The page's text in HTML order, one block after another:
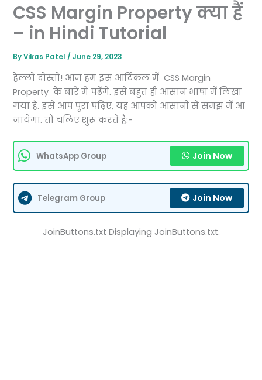
CSS Margin Property क्या हैं
– in Hindi Tutorial
ByVikas Patel/June 29, 2023
हेल्लो दोस्तों! आज हम इस आर्टिकल में CSS Margin
Property के बारें में पढेंगे. इसे बहुत ही आसान भाषा में लिखा
गया है. इसे आप पूरा पढ़िए, यह आपको आसानी से समझ में आ
जायेगा. तो चलिए शुरू करते हैं:-
WhatsApp Group Join Now
Telegram Group Join Now
JoinButtons.txt Displaying JoinButtons.txt.